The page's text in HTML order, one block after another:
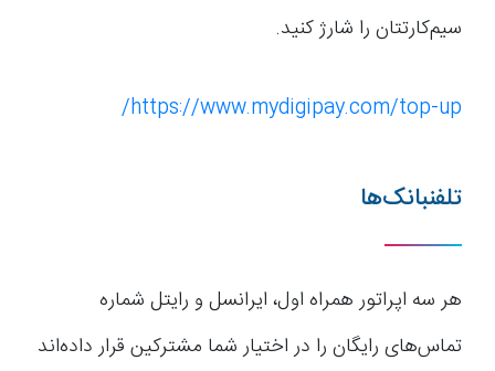
سیم‌کارتتان را شارژ کنید.
https://www.mydigipay.com/top-up/
تلفنبانک‌ها
هر سه اپراتور همراه اول، ایرانسل و رایتل شماره
تماس‌های رایگان را در اختیار شما مشترکین قرار داده‌اند